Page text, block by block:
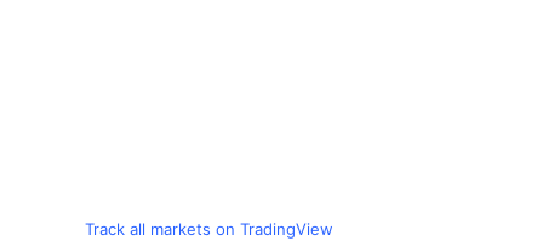
Track all markets on TradingView